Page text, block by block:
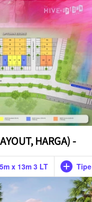
HARGA) -
x 13m 3 LT